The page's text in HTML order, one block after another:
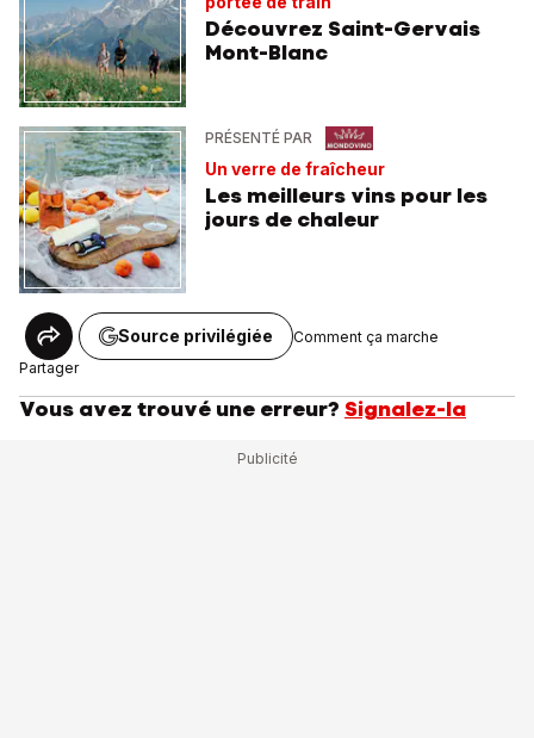
Découvrez Saint-Gervais
Mont-Blanc
PRÉSENTÉ PAR
Un verre de fraîcheur
Les meilleurs vins pour les
jours de chaleur
Partager
Source privilégiée Comment ça marche
Vous avez trouvé une erreur? Signalez-la